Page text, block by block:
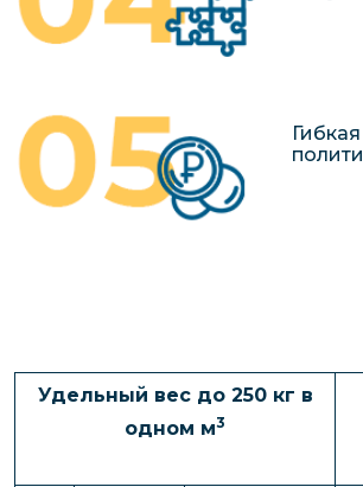
Удельный вес до 250 кг в
одном м3